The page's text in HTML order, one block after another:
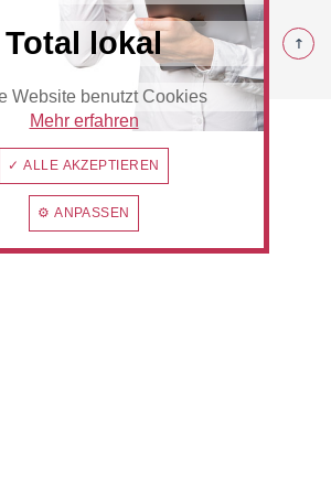
Beauty & Wellness
Handwerk
© 2026 Hilden
Total lokal
Website benutzt Cookies
Mehr erfahren
✓ ALLE AKZEPTIEREN
⚙ ANPASSEN